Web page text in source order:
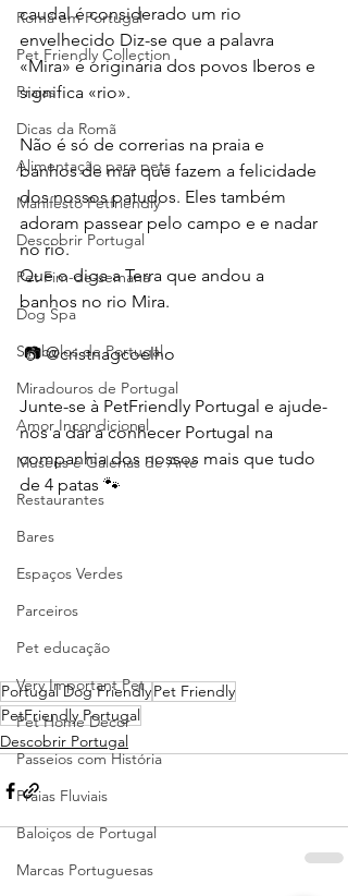
Romã em Portugal
Pet Friendly Collection
Praias
Dicas da Romã
Alimentação para pets
Manifesto Petfriendly
Descobrir Portugal
Pet Fim-de-semana
Dog Spa
Símbolos de Portugal
Miradouros de Portugal
Amor Incondicional
Museus e Galerias de Arte
Restaurantes
Bares
Espaços Verdes
Parceiros
Pet educação
Very Important Pet
Pet Home Decor
Passeios com História
Praias Fluviais
Baloiços de Portugal
Marcas Portuguesas
caudal é considerado um rio
envelhecido Diz-se que a palavra
«Mira» é originária dos povos Iberos e
significa «rio».
Não é só de correrias na praia e
banhos de mar que fazem a felicidade
dos nossos patudos. Eles também
adoram passear pelo campo e e nadar
no rio.
Que o diga a Terra que andou a
banhos no rio Mira.
📷 @cristnagcoelho
Junte-se à PetFriendly Portugal e ajude-
nos a dar a conhecer Portugal na
companhia dos nossos mais que tudo
de 4 patas 🐾
Portugal Dog FriendlyPet Friendly
PetFriendly Portugal
Descobrir Portugal